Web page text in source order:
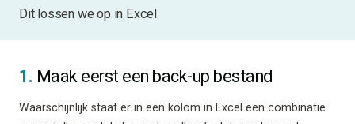
Dit lossen we op in Excel
1. Maak eerst een back-up bestand
Waarschijnlijk staat er in een kolom in Excel een combinatie